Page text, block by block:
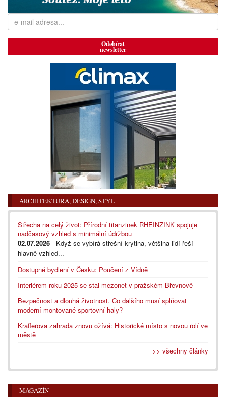
Odebírat
newsletter
ARCHITEKTURA, DESIGN, STYL
Střecha na celý život: Přírodní titanzinek RHEINZINK spojuje
nadčasový vzhled s minimální údržbou
02.07.2026 - Když se vybírá střešní krytina, většina lidí řeší
hlavně vzhled...
Dostupné bydlení v Česku: Poučení z Vídně
Interiérem roku 2025 se stal mezonet v pražském Břevnově
Bezpečnost a dlouhá životnost. Co dalšího musí splňovat
moderní montované sportovní haly?
Krafferova zahrada znovu ožívá: Historické místo s novou rolí ve
městě
>> všechny články
MAGAZÍN